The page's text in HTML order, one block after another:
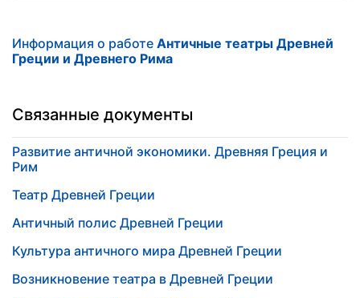
Информация о работе Античные театры Древней
Греции и Древнего Рима
Связанные документы
Развитие античной экономики. Древняя Греция и
Рим
Театр Древней Греции
Античный полис Древней Греции
Культура античного мира Древней Греции
Возникновение театра в Древней Греции